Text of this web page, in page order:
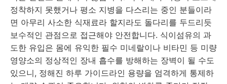
정착하지 못했거나 평소 지병을 다스리는 중인 분들이라
면 아무리 사소한 식재료라 할지라도 돌다리를 두드리듯
보수적인 관점으로 접근해야 안전합니다. 식이섬유의 과
도한 유입은 몸에 유익한 필수 미네랄이나 비타민 등 미량
영양소의 정상적인 장내 흡수를 방해하는 장벽이 될 수도
있으니, 정해진 하루 가이드라인 용량을 엄격하게 통제하